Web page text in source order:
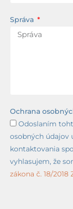
Správa
Ochrana
Odoslaním
osobných údajov
kontaktovania
vyhlasujem, že
zákona č. 18/